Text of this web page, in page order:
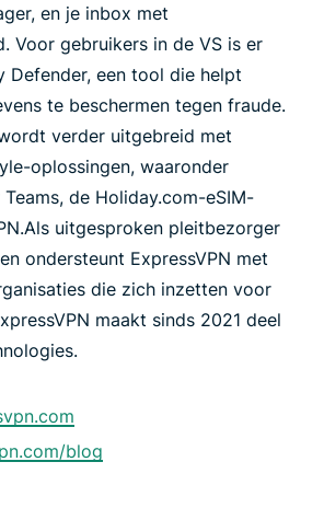
en je inbox met
Voor gebruikers in de VS is er
Defender, een tool die helpt
te beschermen tegen fraude.
verder uitgebreid met
oplossingen, waaronder
de Holiday.com-eSIM-
Als uitgesproken pleitbezorger
ondersteunt ExpressVPN met
die zich inzetten voor
maakt sinds 2021 deel
blog